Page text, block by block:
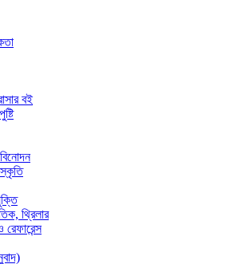
বই
থ্রিলার